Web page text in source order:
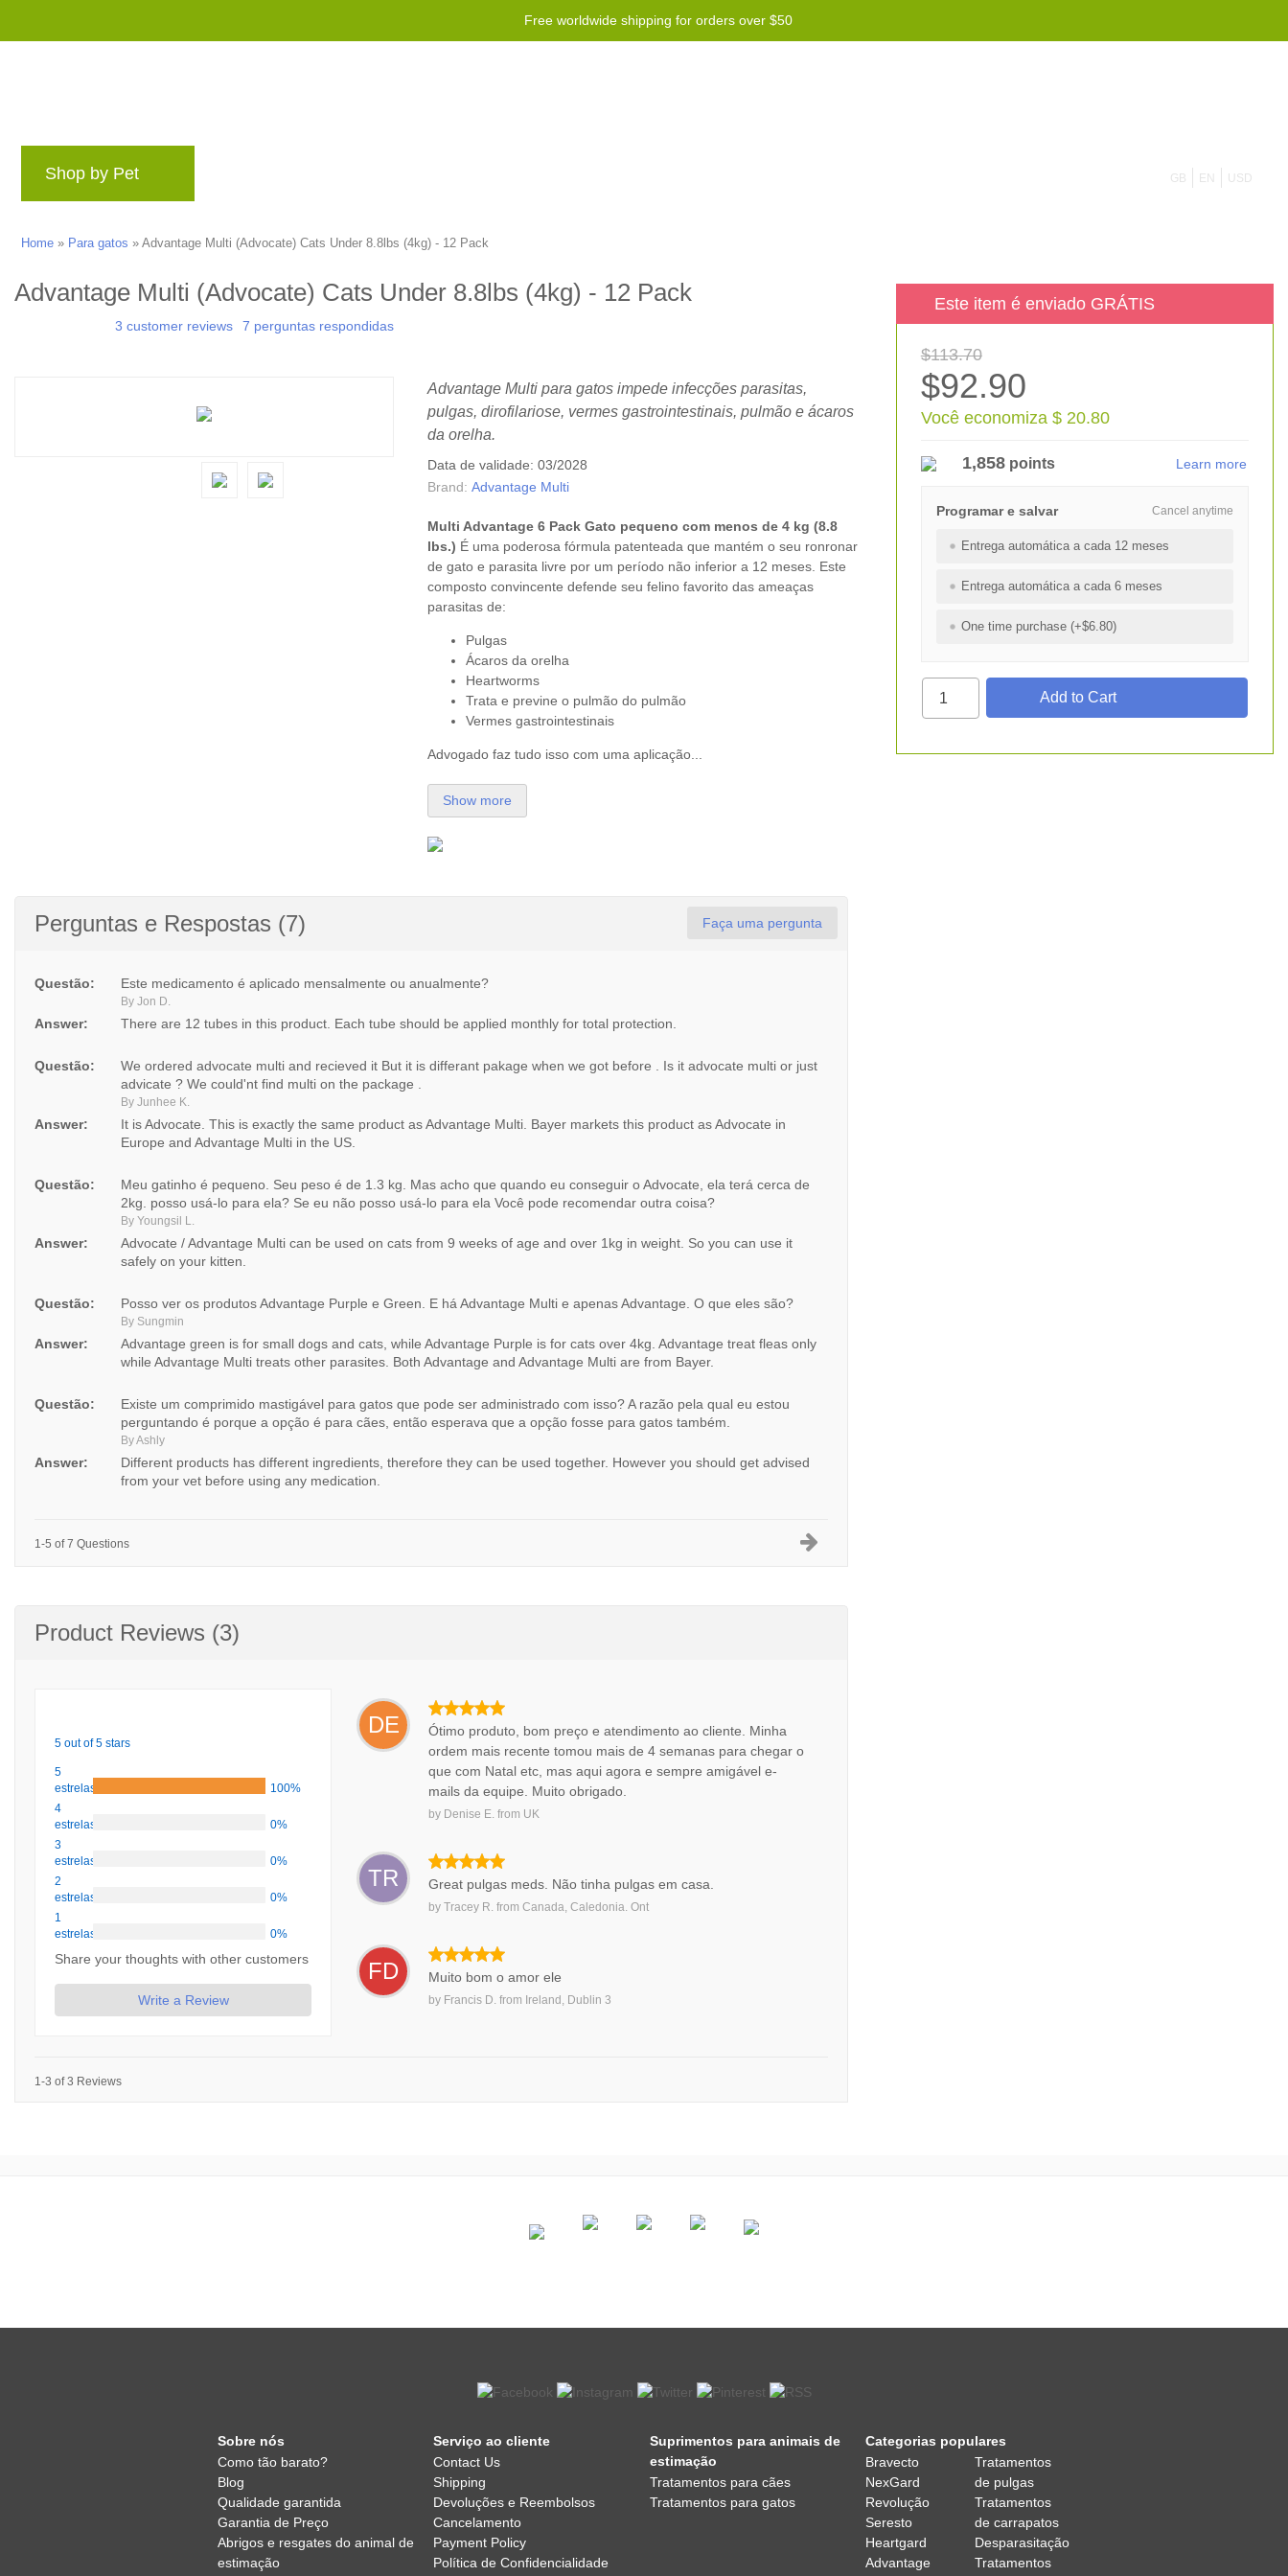
Free worldwide shipping for orders over $50
Shop by Pet GB EN USD
Home » Para gatos » Advantage Multi (Advocate) Cats Under 8.8lbs (4kg) - 12 Pack
Advantage Multi (Advocate) Cats Under 8.8lbs (4kg) - 12 Pack
3 customer reviews 7 perguntas respondidas
Advantage Multi para gatos impede infecções parasitas,
pulgas, dirofilariose, vermes gastrointestinais, pulmão e ácaros
da orelha.
Data de validade: 03/2028
Brand: Advantage Multi
Multi Advantage 6 Pack Gato pequeno com menos de 4 kg (8.8
lbs.) É uma poderosa fórmula patenteada que mantém o seu ronronar
de gato e parasita livre por um período não inferior a 12 meses. Este
composto convincente defende seu felino favorito das ameaças
parasitas de:
Pulgas
Ácaros da orelha
Heartworms
Trata e previne o pulmão do pulmão
Vermes gastrointestinais
Advogado faz tudo isso com uma aplicação...
Show more
Perguntas e Respostas (7) Faça uma pergunta
Questão: Este medicamento é aplicado mensalmente ou anualmente?
By Jon D.
Answer: There are 12 tubes in this product. Each tube should be applied monthly for total protection.
Questão:
We ordered advocate multi and recieved it But it is differant pakage when we got before . Is it advocate multi or just
advicate ? We could'nt find multi on the package .
By Junhee K.
Answer:
It is Advocate. This is exactly the same product as Advantage Multi. Bayer markets this product as Advocate in
Europe and Advantage Multi in the US.
Questão:
Meu gatinho é pequeno. Seu peso é de 1.3 kg. Mas acho que quando eu conseguir o Advocate, ela terá cerca de
2kg. posso usá-lo para ela? Se eu não posso usá-lo para ela Você pode recomendar outra coisa?
By Youngsil L.
Answer:
Advocate / Advantage Multi can be used on cats from 9 weeks of age and over 1kg in weight. So you can use it
safely on your kitten.
Questão: Posso ver os produtos Advantage Purple e Green. E há Advantage Multi e apenas Advantage. O que eles são?
By Sungmin
Answer:
Advantage green is for small dogs and cats, while Advantage Purple is for cats over 4kg. Advantage treat fleas only
while Advantage Multi treats other parasites. Both Advantage and Advantage Multi are from Bayer.
Questão:
Existe um comprimido mastigável para gatos que pode ser administrado com isso? A razão pela qual eu estou
perguntando é porque a opção é para cães, então esperava que a opção fosse para gatos também.
By Ashly
Answer:
Different products has different ingredients, therefore they can be used together. However you should get advised
from your vet before using any medication.
1-5 of 7 Questions
Product Reviews (3)
5 out of 5 stars
5
estrelas
100%
4
estrelas
0%
3
estrelas
0%
2
estrelas
0%
1
estrelas
0%
Share your thoughts with other customers
Write a Review
DE
Ótimo produto, bom preço e atendimento ao cliente. Minha
ordem mais recente tomou mais de 4 semanas para chegar o
que com Natal etc, mas aqui agora e sempre amigável e-
mails da equipe. Muito obrigado.
by Denise E. from UK
TR Great pulgas meds. Não tinha pulgas em casa.
byTracey R. fromCanada, Caledonia. Ont
FD Muito bom o amor ele
by Francis D. from Ireland, Dublin 3
1-3 of 3 Reviews
Este item é enviado GRÁTIS
$113.70
$92.90
Você economiza $ 20.80
1,858points Learn more
Cancel anytime
Programar e salvar
Entrega automática a cada 12 meses
Entrega automática a cada 6 meses
One time purchase (+$6.80)
Sobre nós
Como tão barato?
Blog
Qualidade garantida
Garantia de Preço
Abrigos e resgates do animal de
estimação
Serviço ao cliente
Contact Us
Shipping
Devoluções e Reembolsos
Cancelamento
Payment Policy
Política de Confidencialidade
Suprimentos para animais de
estimação
Tratamentos para cães
Tratamentos para gatos
Categorias populares
Bravecto
NexGard
Revolução
Seresto
Heartgard
Advantage
Tratamentos
de pulgas
Tratamentos
de carrapatos
Desparasitação
Tratamentos